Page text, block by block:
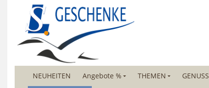
NEUHEITEN Angebote % THEMEN GENUSS